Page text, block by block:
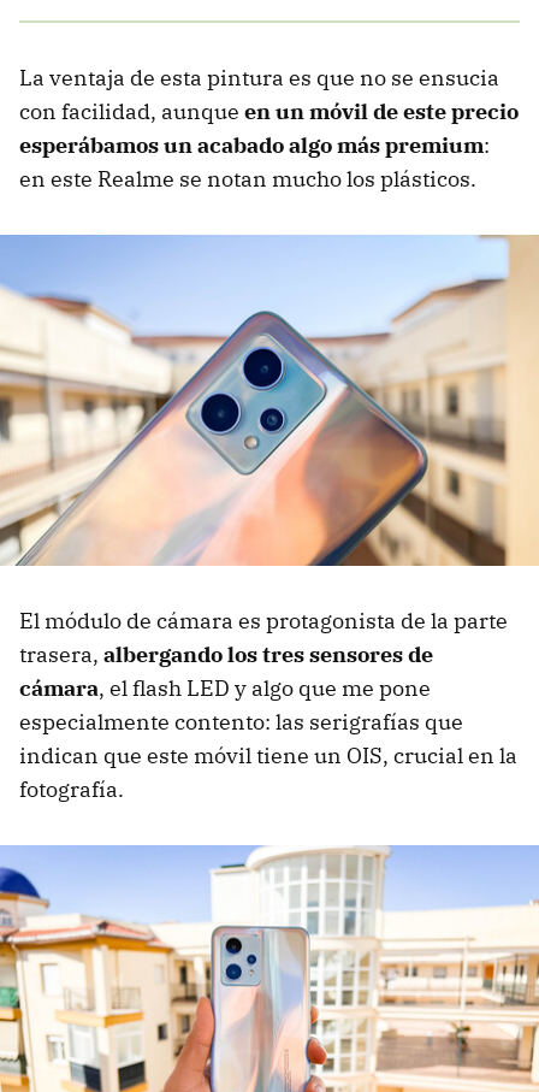
La ventaja de esta pintura es que no se ensucia
con facilidad, aunque en un móvil de este precio
esperábamos un acabado algo más premium:
en este Realme se notan mucho los plásticos.
El módulo de cámara es protagonista de la parte
trasera, albergando los tres sensores de
cámara, el flash LED y algo que me pone
especialmente contento: las serigrafías que
indican que este móvil tiene un OIS, crucial en la
fotografía.